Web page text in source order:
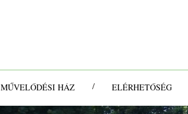
MŰVELŐDÉSI HÁZ / ELÉRHETŐSÉG